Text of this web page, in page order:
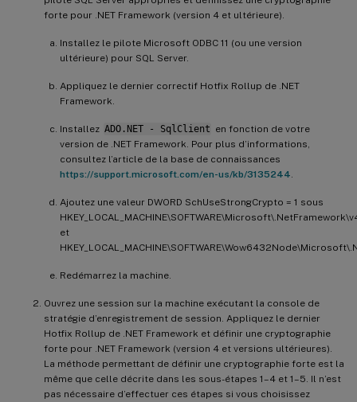
forte pour .NET Framework (version 4 et ultérieure).
Installez le pilote Microsoft ODBC 11 (ou une version
ultérieure) pour SQL Server.
Appliquez le dernier correctif Hotfix Rollup de .NET
Framework.
Installez ADO.NET - SqlClient en fonction de votre
version de .NET Framework. Pour plus d’informations,
consultez l’article de la base de connaissances
https://support.microsoft.com/en-us/kb/3135244
Ajoutez une valeur DWORD SchUseStrongCrypto = 1 sous
et
Redémarrez la machine.
Ouvrez une session sur la machine exécutant la console de
stratégie d’enregistrement de session. Appliquez le dernier
Hotfix Rollup de .NET Framework et définir une cryptographie
forte pour .NET Framework (version 4 et versions ultérieures).
La méthode permettant de définir une cryptographie forte est la
même que celle décrite dans les sous-étapes 1–4 et 1–5. Il n’est
pas nécessaire d’effectuer ces étapes si vous choisissez